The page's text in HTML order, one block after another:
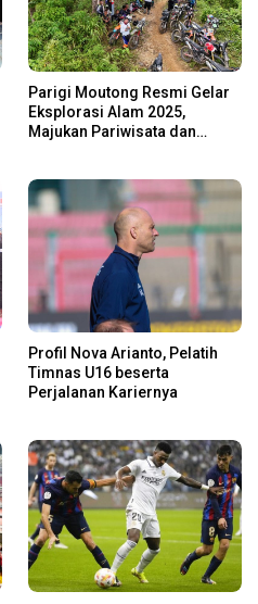
Parigi Moutong Resmi Gelar
Eksplorasi Alam 2025,
Majukan Pariwisata dan
Profil Nova Arianto, Pelatih
Timnas U16 beserta
Perjalanan Kariernya